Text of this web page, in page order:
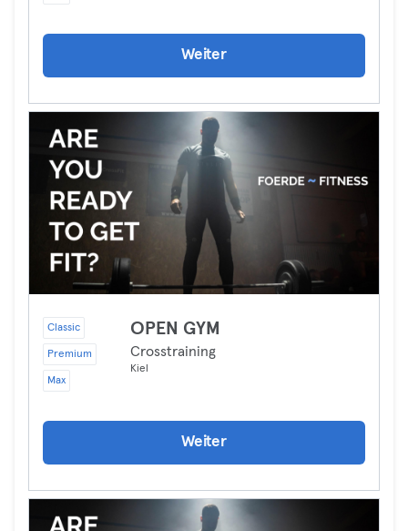
Weiter
Classic
Premium
Max
OPEN GYM
Crosstraining
Kiel
Weiter